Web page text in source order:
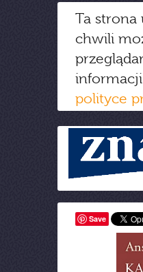
Ta strona
chwili
polityce
Save